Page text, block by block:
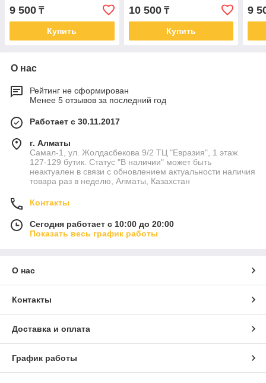
9 500 ₸
Купить
10 500₸
Купить
9
О нас
Рейтинг не сформирован
Менее 5 отзывов за последний год
Работает с 30.11.2017
г. Алматы
Самал-1, ул. Жолдасбекова 9/2 ТЦ "Евразия", 1 этаж
127-129 бутик. Статус "В наличии" может быть
неактуален в связи с обновлением актуальности наличия
товара раз в неделю, Алматы, Казахстан
Контакты
Сегодня работает с 10:00 до 20:00
Показать весь график работы
О нас
Контакты
Доставка и оплата
График работы